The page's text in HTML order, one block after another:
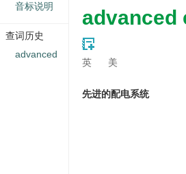
advanced
英 美
先进的配电系统
音标说明
查词历史
advanced